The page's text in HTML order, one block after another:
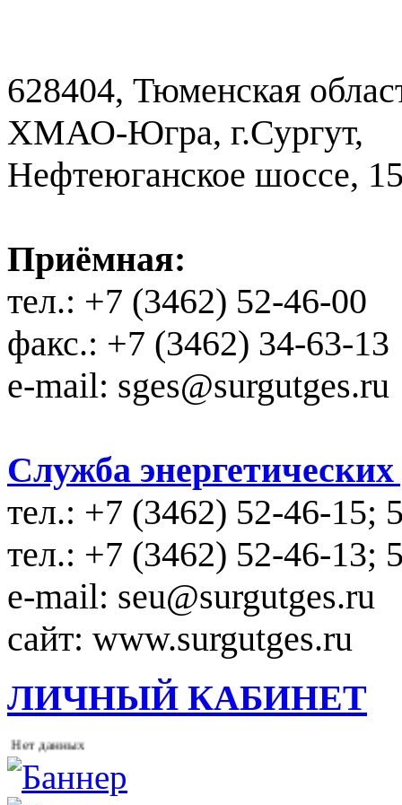
628404, Тюменская
ХМАО-Югра, г.Сургут,
Нефтеюганское шоссе,
Приёмная:
тел.: +7 (3462) 52-46-00
факс.: +7 (3462) 34-63-13
e-mail: sges@surgutges.ru
Служба
тел.: +7 (3462) 52-46-15;
тел.: +7 (3462) 52-46-13;
e-mail: seu@surgutges.ru
сайт: www.surgutges.ru
ЛИЧНЫЙ КАБИНЕТ
данных